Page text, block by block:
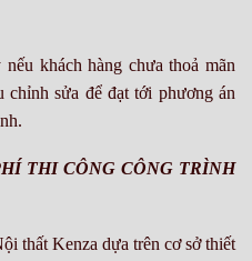
khách hàng chưa thoả mãn
chỉnh sửa để đạt tới phương án
THI CÔNG CÔNG TRÌNH
thất Kenza dựa trên cơ sở thiết